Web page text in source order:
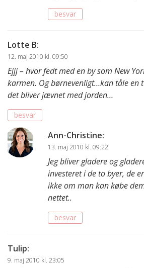
besvar
Lotte B:
12. maj 2010 kl. 09:50
Ejjj – hvor fedt med en by som New
karmen. Og børnevenligt…kan tåle en
det bliver jævnet med jorden…
besvar
Ann-Christine:
13. maj 2010 kl. 09:22
Jeg bliver gladere og
investeret i de to byer, de
ikke om man kan købe
nettet..
besvar
Tulip:
9. maj 2010 kl. 23:05